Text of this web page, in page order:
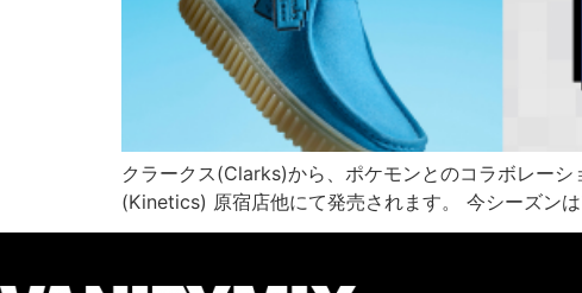
クラークス(Clarks)から、ポケモンとのコラボレー
(Kinetics) 原宿店他にて発売されます。 今シーズン